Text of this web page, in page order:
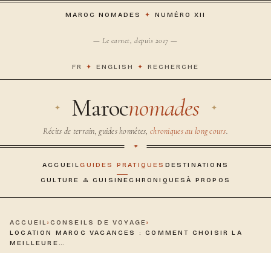
MAROC NOMADES ✦ NUMÉRO XII
— Le carnet, depuis 2017 —
FR ✦ ENGLISH ✦ RECHERCHE
Marocnomades
Récits de terrain, guides honnêtes,chroniques au long cours.
ACCUEILGUIDES PRATIQUES DESTINATIONS
CULTURE & CUISINECHRONIQUESÀ PROPOS
ACCUEIL› CONSEILS DE VOYAGE›
LOCATION MAROC VACANCES : COMMENT CHOISIR LA
MEILLEURE…